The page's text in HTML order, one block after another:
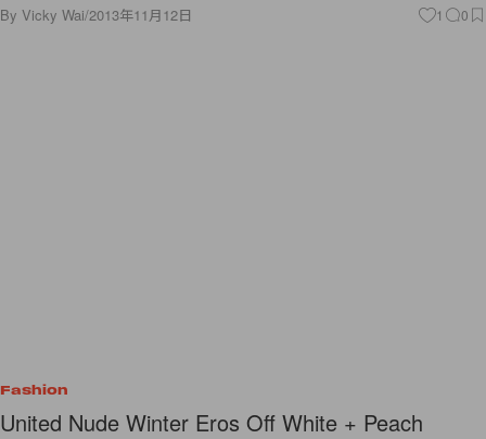
By Vicky Wai/2013年11月12日 1 0
Fashion
United Nude Winter Eros Off White + Peach